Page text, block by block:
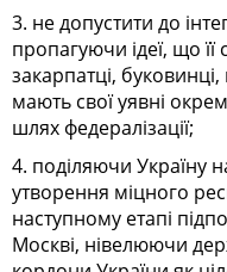
3. не допустити до
пропагуючи ідеї, що
закарпатці,
мають свої уявні
шлях федералізації;
4. поділяючи Україну
утворення міцного
наступному етапі
Москві, нівелюючи